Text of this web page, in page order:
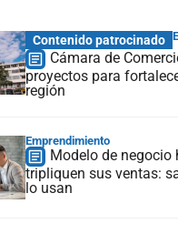
Contenido patrocinado
Cámara de
proyectos para
región
Emprendimiento
Modelo de negocio
tripliquen sus ventas:
lo usan